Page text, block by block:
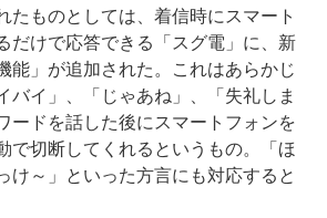
ものとしては、着信時にスマート
だけで応答できる「スグ電」に、新
能」が追加された。これはあらかじ
バイ」、「じゃあね」、「失礼しま
ードを話した後にスマートフォンを
で切断してくれるというもの。「ほ
け～」といった方言にも対応すると